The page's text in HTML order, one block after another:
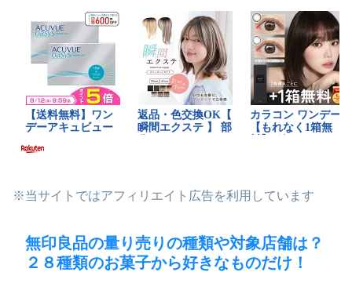
※当サイトではアフィリエイト広告を利用しています
無印良品の量り売りの種類や対象店舗は？
２８種類のお菓子から好きなものだけ！